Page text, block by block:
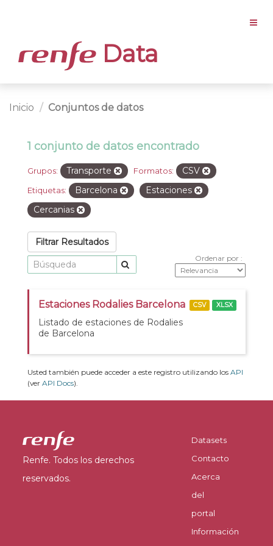
Data
Inicio Conjuntos de datos
1 conjunto de datos encontrado
Grupos: Transporte Formatos: CSV
Etiquetas: Barcelona
Estaciones
Cercanias
Filtrar Resultados
Ordenar por
Estaciones Rodalies Barcelona
Listado de estaciones de Rodalies
de Barcelona
CSV XLSX
Usted también puede acceder a este registro utilizando los API
(ver API Docs).
Renfe. Todos los derechos
reservados.
Datasets
Contacto
Acerca
del
portal
Información